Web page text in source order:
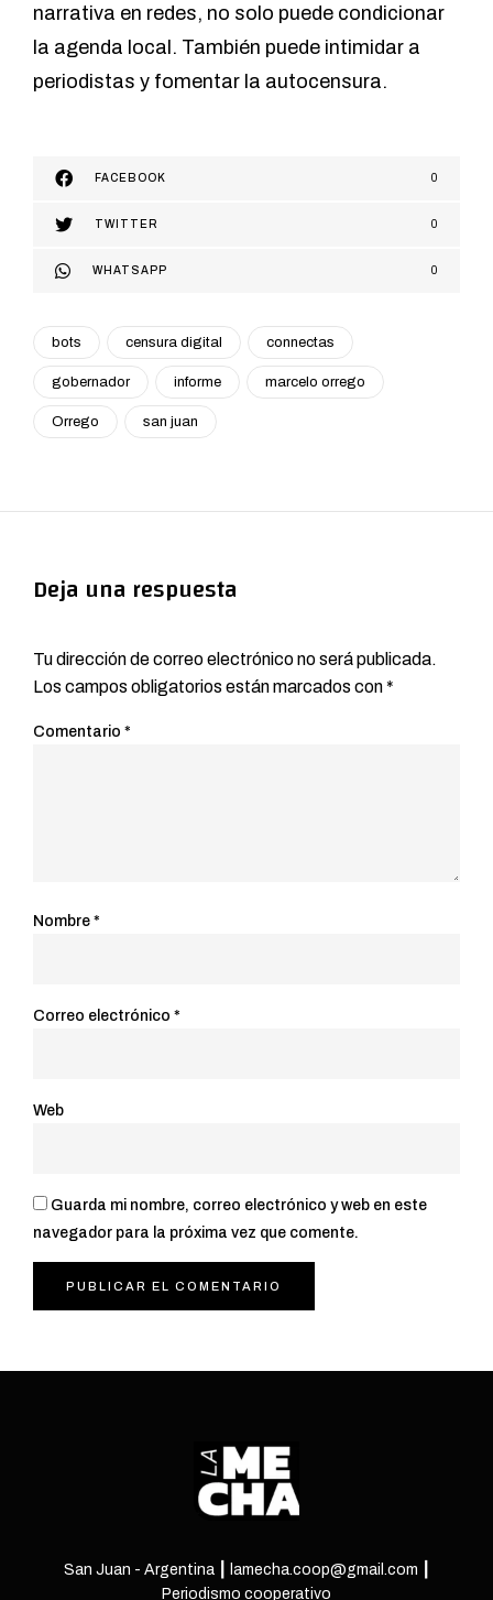
narrativa en redes, no solo puede condicionar
la agenda local. También puede intimidar a
periodistas y fomentar la autocensura.
FACEBOOK 0
TWITTER 0
WHATSAPP 0
bots censura digital connectas
gobernador informe marcelo orrego
Orrego san juan
Deja una respuesta
Tu dirección de correo electrónico no será publicada.
Los campos obligatorios están marcados con*
Comentario *
Nombre *
Correo electrónico *
Web
Guarda mi nombre, correo electrónico y web en este
navegador para la próxima vez que comente.
San Juan - Argentina ┃ lamecha.coop@gmail.com ┃
Periodismo cooperativo